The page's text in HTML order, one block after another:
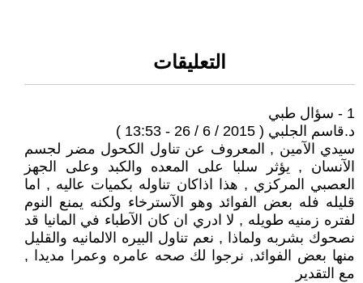
التعليقات
1 - سؤال طبي
د.قاسم الجلبي ( 2015 / 6 / 26 - 13:53 )
سيدي الآمين , المعروف عن تناول الكحول مضر لجسم
الآنسان , يؤثر سلبا على المعده والكبد وعلى الجهز
العصبي المركزي , هذا اذاكان تناوله بكميات عاليه , اما
قليله فله بعض الفوائد وهو الآسترخاء ولكنه يمنع النوم
لفتره زمنيه طويله , لا ادري ان كان الآطباء في المانيا قد
نصحوك بشربه ولماذا , نعم تناول البيره الالمانيه والقليل
منها بعض الفوائد, نرجوا لك صحه عامره وعمرا مديدا ,
مع التقدير